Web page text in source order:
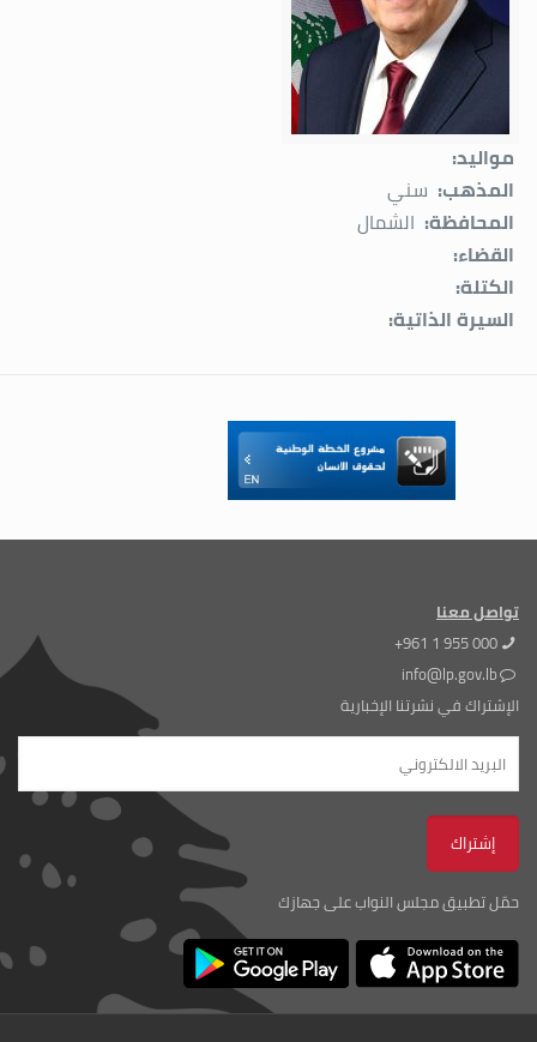
مواليد:
المذهب: سني
المحافظة: الشمال
القضاء:
الكتلة:
السيرة الذاتية:
تواصل معنا
+961 1 955 000
info@lp.gov.lb
الإشتراك في نشرتنا الإخبارية
حمّل تطبيق مجلس النواب على جهازك